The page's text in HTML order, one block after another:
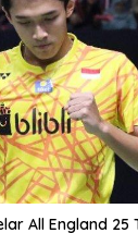
All England 25